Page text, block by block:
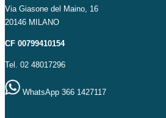
Via Giasone del Maino, 16
20146 MILANO
CF 00799410154
Tel. 02 48017296
WhatsApp 366 1427117